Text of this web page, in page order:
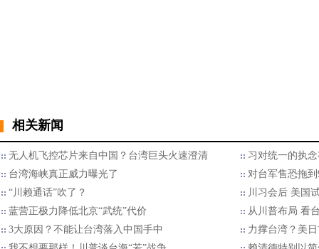
相关新闻
无人机飞控芯片来自中国？台湾巨头火速澄清
习对统一的执
台湾海峡真正威力曝光了
对台军售恐拖
“川赖通话”吹了？
川习会后 美国
蓝营正极力降低北京“武统”代价
从川普布局 看
3大原因？不能让台湾落入中国手中
力撑台湾？美